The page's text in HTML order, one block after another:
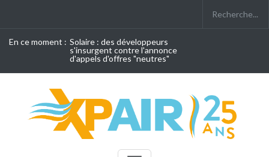
En ce moment : Solaire : des développeurs
s'insurgent contre l'annonce
d'appels d'offres "neutres"